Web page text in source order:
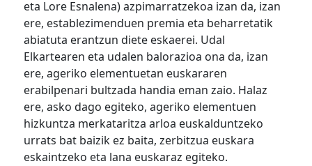
eta Lore Esnalena) azpimarratzekoa izan da, izan
ere, establezimenduen premia eta beharretatik
abiatuta erantzun diete eskaerei. Udal
Elkartearen eta udalen balorazioa ona da, izan
ere, ageriko elementuetan euskararen
erabilpenari bultzada handia eman zaio. Halaz
ere, asko dago egiteko, ageriko elementuen
hizkuntza merkataritza arloa euskalduntzeko
urrats bat baizik ez baita, zerbitzua euskara
eskaintzeko eta lana euskaraz egiteko.